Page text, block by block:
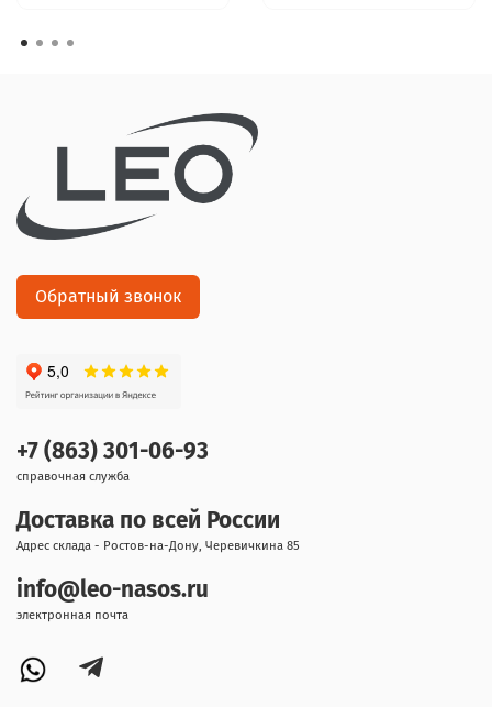
+7 (863) 301-06-93
справочная служба
Доставка по всей России
Адрес склада - Ростов-на-Дону, Черевичкина 85
info@leo-nasos.ru
электронная почта
Обратный звонок